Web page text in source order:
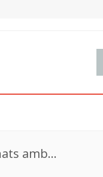
amb...